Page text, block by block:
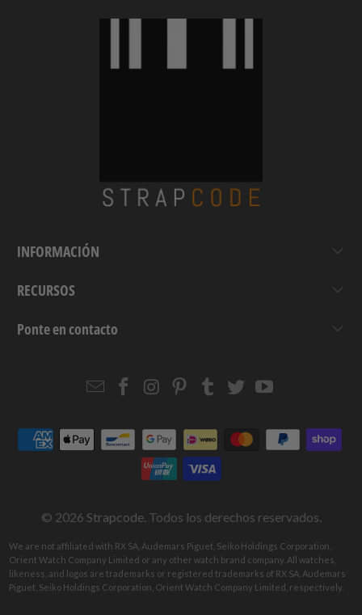
INFORMACIÓN
RECURSOS
Ponte en contacto
EmailStrapcode
Facebook
Strapcode
Instagram
Strapcode
Pinterest
Strapcode
Tumblr
Strapcode
TwitterYouTube
© 2026 Strapcode. Todos los derechos reservados.
We are not affiliated with RX SA, Audemars Piguet, Seiko Holdings Corporation,
Orient Watch Company Limited or any other watch brand company. All watches,
likeness, and logos are trademarks or registered trademarks of RX SA, Audemars
Piguet, Seiko Holdings Corporation, Orient Watch Company Limited, respectively.